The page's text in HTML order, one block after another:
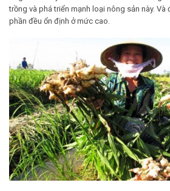
trồng và phá triển mạnh loại nông sản này. Và
phần đều ổn định ở mức cao.